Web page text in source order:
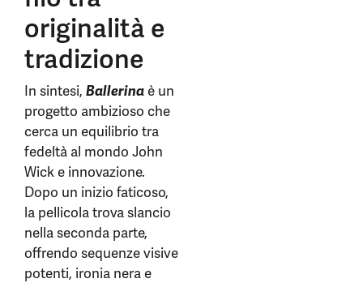
originalità e
tradizione
In sintesi, Ballerinaè un
progetto ambizioso che
cerca un equilibrio tra
fedeltà al mondo John
Wick e innovazione.
Dopo un inizio faticoso,
la pellicola trova slancio
nella seconda parte,
offrendo sequenze visive
potenti, ironia nera e